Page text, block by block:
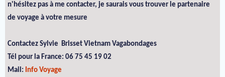
n'hésitez pas à me contacter, je saurais vous trouver le partenaire
de voyage à votre mesure
Contactez Sylvie Brisset Vietnam Vagabondages
Tél pour la France: 06 75 45 19 02
Mail: Info Voyage